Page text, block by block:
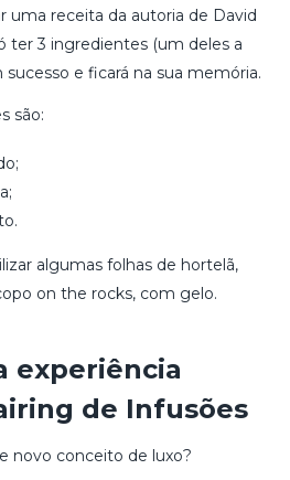
uma receita da autoria de David
ter 3 ingredientes (um deles a
sucesso e ficará na sua memória.
são:
algumas folhas de hortelã,
on the rocks, com gelo.
experiência
de Infusões
novo conceito de luxo?